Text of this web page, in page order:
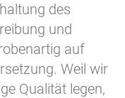
des
und
auf
Weil wir
Qualität legen,